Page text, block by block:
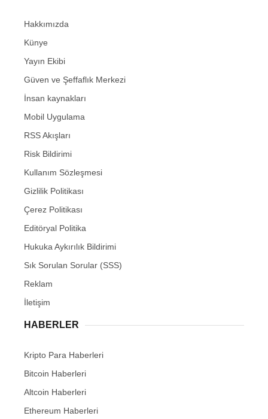
Hakkımızda
Künye
Yayın Ekibi
Güven ve Şeffaflık Merkezi
İnsan kaynakları
Mobil Uygulama
RSS Akışları
Risk Bildirimi
Kullanım Sözleşmesi
Gizlilik Politikası
Çerez Politikası
Editöryal Politika
Hukuka Aykırılık Bildirimi
Sık Sorulan Sorular (SSS)
Reklam
İletişim
HABERLER
Kripto Para Haberleri
Bitcoin Haberleri
Altcoin Haberleri
Ethereum Haberleri